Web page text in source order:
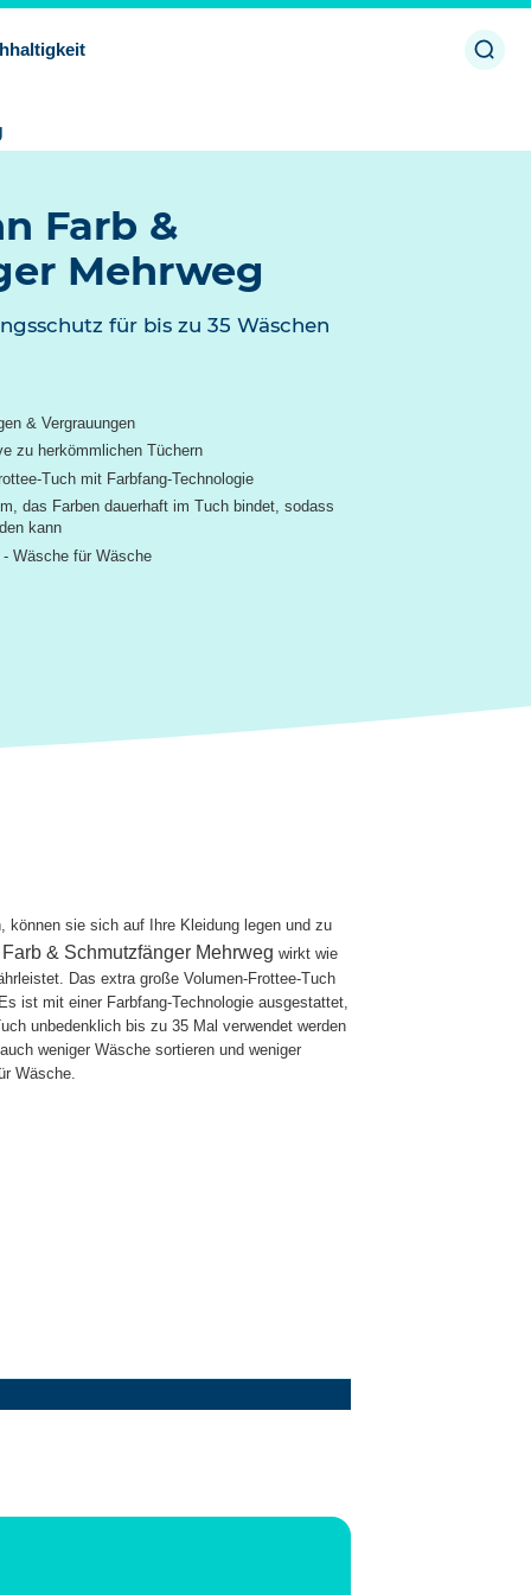
Farb &
Mehrweg
für bis zu 35 Wäschen
& Vergrauungen
zu herkömmlichen Tüchern
Tuch mit Farbfang-Technologie
das Farben dauerhaft im Tuch bindet, sodass
kann
Wäsche für Wäsche
können sie sich auf Ihre Kleidung legen und zu
Farb & Schmutzfänger Mehrweg wirkt wie
Das extra große Volumen-Frottee-Tuch
ist mit einer Farbfang-Technologie ausgestattet,
unbedenklich bis zu 35 Mal verwendet werden
weniger Wäsche sortieren und weniger
Wäsche.